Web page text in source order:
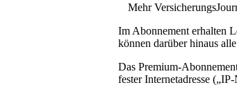
Mehr
Im Abonnement erhalten
können darüber hinaus
Das Premium-
fester Internetadresse